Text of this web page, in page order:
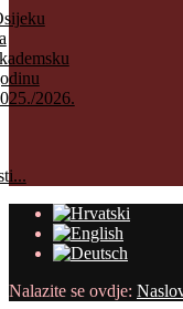
2026.
Nalazite se ovdje: